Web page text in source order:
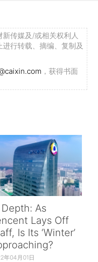
传媒及/或相关权利人
行转载、摘编、复制及
，获得书面
Depth: As
Lays Off
Is Its ‘Winter’
年04月01日